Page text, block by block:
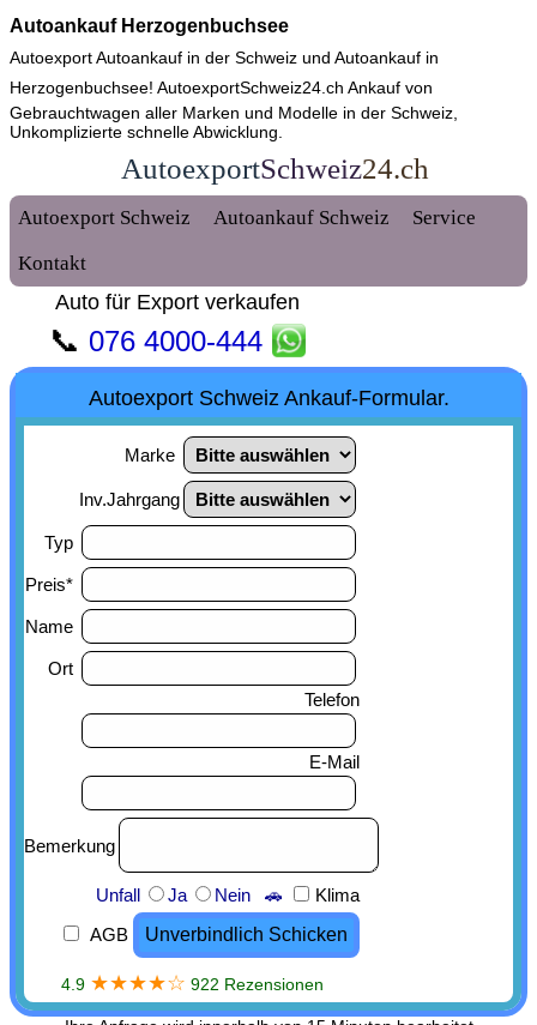
Autoankauf Herzogenbuchsee
Autoexport Autoankauf in der Schweiz und Autoankauf in
Herzogenbuchsee! AutoexportSchweiz24.ch Ankauf von
Gebrauchtwagen aller Marken und Modelle in der Schweiz,
Unkomplizierte schnelle Abwicklung.